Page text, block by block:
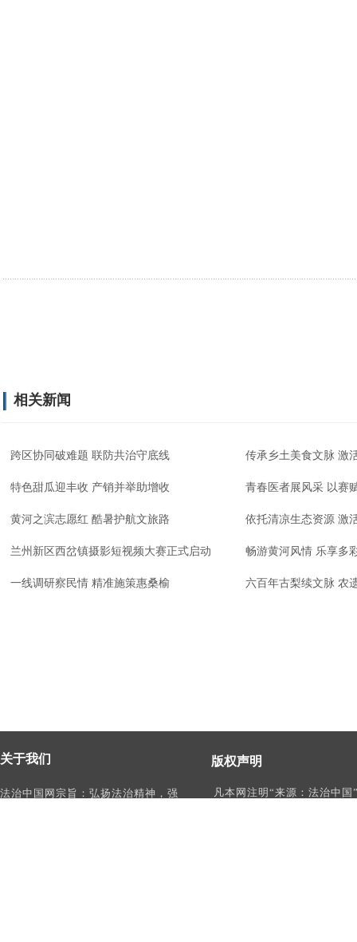
相关新闻
跨区协同破难题 联防共治守底线 传承乡土美食文脉 激
特色甜瓜迎丰收 产销并举助增收 青春医者展风采 以赛
黄河之滨志愿红 酷暑护航文旅路 依托清凉生态资源 激
兰州新区西岔镇摄影短视频大赛正式启动 畅游黄河风情 乐享多
一线调研察民情 精准施策惠桑榆 六百年古梨续文脉 农
版权声明
凡本网注明“来源：法治中国
关于我们
法治中国网宗旨：弘扬法治精神，强